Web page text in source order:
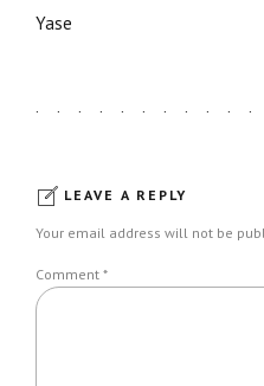
Yase
LEAVE A REPLY
Your email address will not be
Comment *